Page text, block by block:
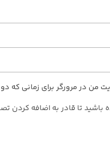
من در مرورگر برای زمانی که
تا قادر به اضافه کردن